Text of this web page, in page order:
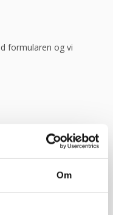
Om
formularen og vi